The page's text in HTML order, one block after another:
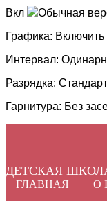
Вкл Обычная
Графика:
Интервал:
Разрядка:
Гарнитура: Без
ДЕТСКАЯ
ГЛАВНАЯ О